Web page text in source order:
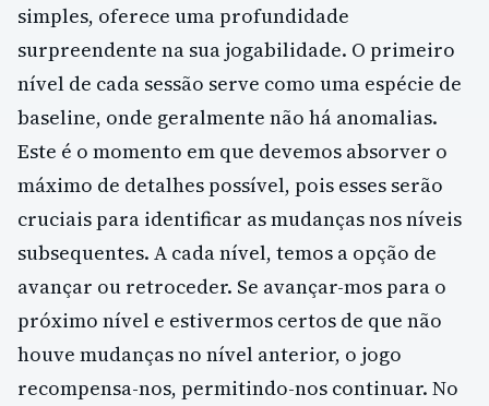
simples, oferece uma profundidade
surpreendente na sua jogabilidade. O primeiro
nível de cada sessão serve como uma espécie de
baseline, onde geralmente não há anomalias.
Este é o momento em que devemos absorver o
máximo de detalhes possível, pois esses serão
cruciais para identificar as mudanças nos níveis
subsequentes. A cada nível, temos a opção de
avançar ou retroceder. Se avançar-mos para o
próximo nível e estivermos certos de que não
houve mudanças no nível anterior, o jogo
recompensa-nos, permitindo-nos continuar. No